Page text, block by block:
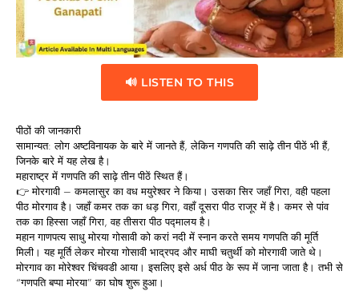
🔊 LISTEN TO THIS
पीठोंकीजानकारी
सामान्यत: लोग अष्टविनायक के बारे में जानते हैं, लेकिन गणपति कीसाढ़ेतीनपीठें भी हैं,
जिनके बारे में यह लेख है।
महाराष्ट्र में गणपति की साढ़े तीन पीठें स्थित हैं।
👉मोरगावी – कमलासुर का वध मयुरेश्वर ने किया। उसका सिर जहाँ गिरा, वही पहला
पीठ मोरगाव है। जहाँ कमर तक का धड़ गिरा, वहाँ दूसरा पीठ राजूर में है। कमर से पांव
तक का हिस्सा जहाँ गिरा, वह तीसरा पीठपद्मालयहै।
महान गाणपत्य साधुमोरयागोसावीको करां नदी में स्नान करते समय गणपति की मूर्ति
मिली। यह मूर्ति लेकर मोरया गोसावी भाद्रपद और माघी चतुर्थी को मोरगावी जाते थे।
मोरगाव कामोरेश्वरचिंचवडी आया। इसलिए इसे अर्ध पीठ के रूप में जाना जाता है। तभी से
“गणपति बप्पा मोरया” का घोष शुरू हुआ।